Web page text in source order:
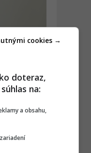
doteraz,
na:
a obsahu,
cookies →